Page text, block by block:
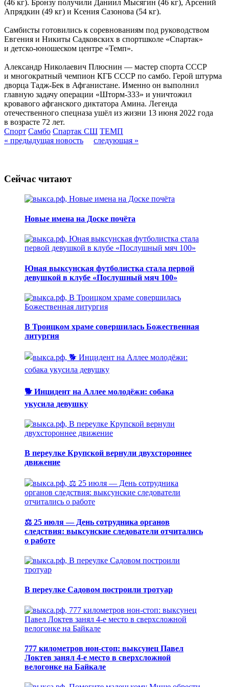
(46 кг). Бронзу получили Даниил Мысягин (46 кг), Арсений
Апрядкин (49 кг) и Ксения Сазонова (54 кг).
Самбисты готовились к соревнованиям под руководством
Евгения и Никиты Садковских в спортшколе «Спартак»
и детско-юношеском центре «Темп».
Александр Николаевич Плюснин — мастер спорта СССР
и многократный чемпион КГБ СССР по самбо. Герой штурма
дворца Тадж-Бек в Афганистане. Именно он выполнил
главную задачу операции «Шторм-333» и уничтожил
кровавого афганского диктатора Амина. Легенда
отечественного спецназа ушёл из жизни 13 июня 2022 года
в возрасте 72 лет.
Спорт Самбо Спартак СШ ТЕМП
« предыдущая новость
следующая »
Сейчас читают
Новые имена на Доске почёта
Юная выксунская футболистка стала первой
девушкой в клубе «Послушный мяч 100»
В Троицком храме совершилась Божественная
литургия
🐕 Инцидент на Аллее молодёжи: собака
укусила девушку
В переулке Крупской вернули двухстороннее
движение
⚖️ 25 июля — День сотрудника органов
следствия: выксунские следователи отчитались
о работе
В переулке Садовом построили тротуар
777 километров нон-стоп: выксунец Павел
Локтев занял 4-е место в сверхсложной
велогонке на Байкале